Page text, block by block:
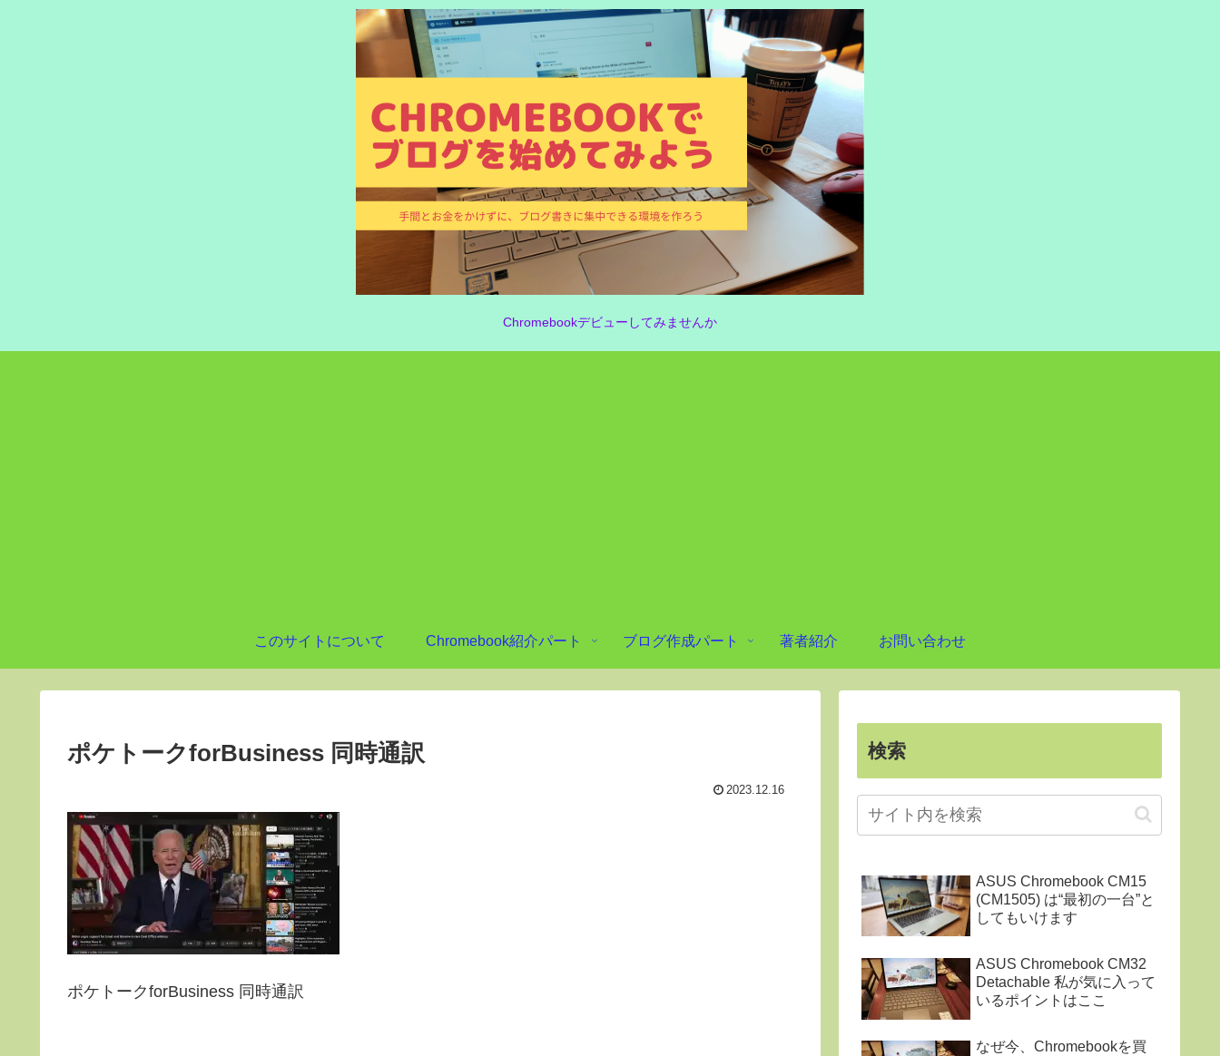
Chromebookデビューしてみませんか
このサイトについて Chromebook紹介パート ブログ作成パート 著者紹介 お問い合わせ
ポケトークforBusiness 同時通訳
2023.12.16
ポケトークforBusiness 同時通訳
検索
ASUS Chromebook CM15
(CM1505) は“最初の一台”と
してもいけます
ASUS Chromebook CM32
Detachable 私が気に入って
いるポイントはここ
なぜ今、Chromebookを買